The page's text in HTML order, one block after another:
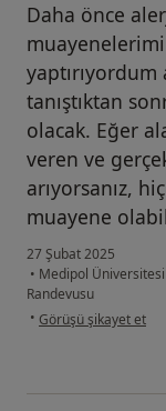
Daha önce
tanıştıktan
olacak. Eğer
veren ve
arıyorsanız,
muayene
27 Şubat 2025
• Medipol
Randevusu
• kullanıcının
Görüşü şikayet et